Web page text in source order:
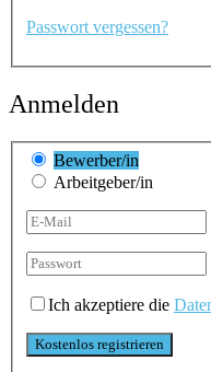
Passwort vergessen?
Anmelden
Bewerber/in
Arbeitgeber/in
Ich akzeptiere die